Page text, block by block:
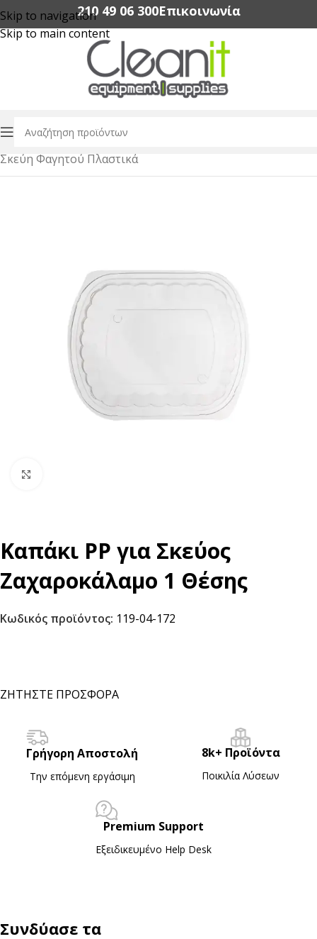
Skip to navigation
Skip to main content
210 49 06 300‬Επικοινωνία
Αρχική σελίδα/Συσκευασία Τροφίμων
Σκεύη Φαγητού Πλαστικά
Καπάκι PP για Σκεύος
Ζαχαροκάλαμο 1 Θέσης
Κωδικός προϊόντος: 119-04-172
ΖΗΤΗΣΤΕ ΠΡΟΣΦΟΡΑ
Γρήγορη Αποστολή
Την επόμενη εργάσιμη
8k+ Προϊόντα
Ποικιλία Λύσεων
Premium Support
Εξειδικευμένο Ηelp Desk
Συνδύασε τα